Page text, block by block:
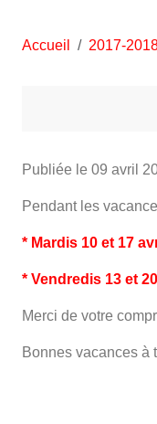
Accueil 2017-
Publiée le 09 avril
Pendant les
* Mardis 10 et 17
* Vendredis 13 et
Merci de votre
Bonnes vacances à